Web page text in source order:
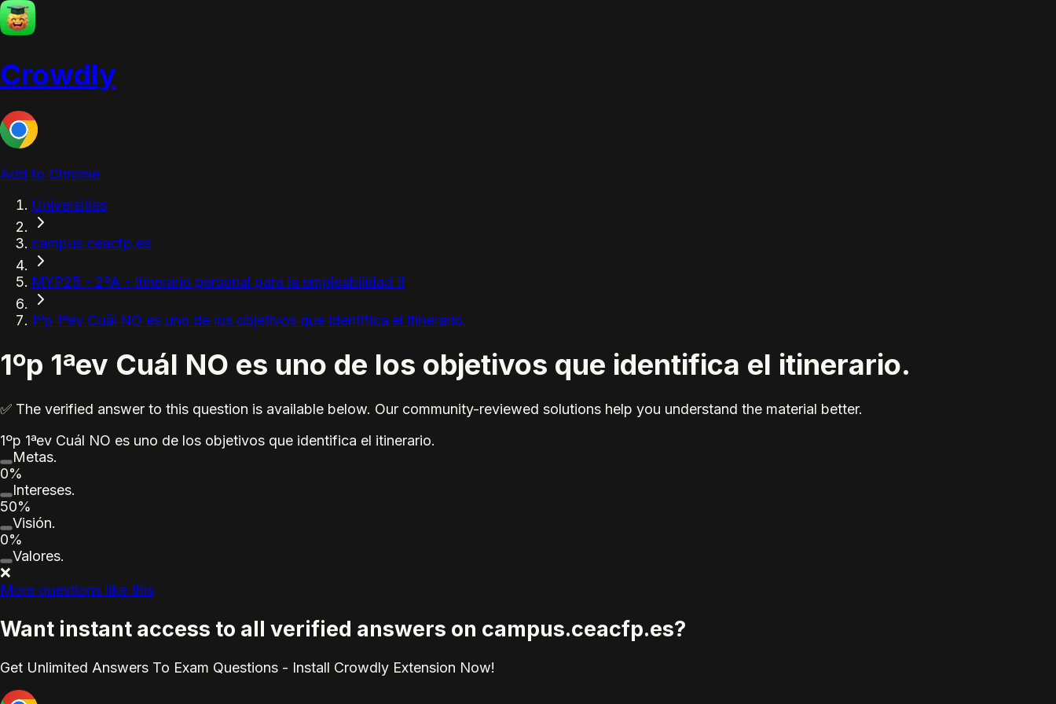
Crowdly
Add to Chrome
Universities
campus.ceacfp.es
MYP25 - 2ºA - Itinerario personal para la empleabilidad II
1ºp 1ªev Cuál NO es uno de los objetivos que identifica el itinerario.
1ºp 1ªev Cuál NO es uno de los objetivos que identifica el itinerario.
✅ The verified answer to this question is available below. Our community-reviewed solutions help you understand the material better.
1ºp 1ªev Cuál NO es uno de los objetivos que identifica el itinerario.
Metas.
0%
Intereses.
50%
Visión.
0%
Valores.
❌
More questions like this
Want instant access to all verified answers on campus.ceacfp.es?
Get Unlimited Answers To Exam Questions - Install Crowdly Extension Now!